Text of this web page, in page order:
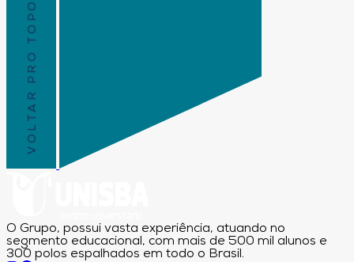
VOLTAR PRO TOPO
O Grupo, possui vasta experiência, atuando no
segmento educacional, com mais de 500 mil alunos e
300 polos espalhados em todo o Brasil.